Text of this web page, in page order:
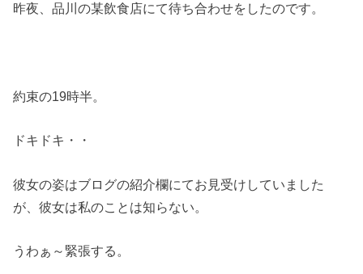
昨夜、品川の某飲食店にて待ち合わせをしたのです。
約束の19時半。
ドキドキ・・
彼女の姿はブログの紹介欄にてお見受けしていました
が、彼女は私のことは知らない。
うわぁ～緊張する。